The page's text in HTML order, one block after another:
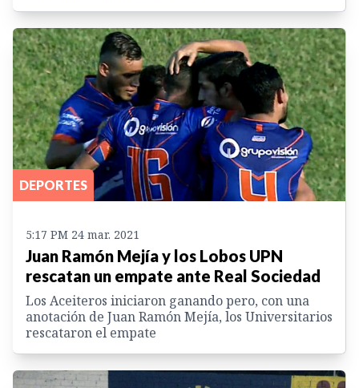
DEPORTES
5:17 PM 24 mar. 2021
Juan Ramón Mejía y los Lobos UPN
rescatan un empate ante Real Sociedad
Los Aceiteros iniciaron ganando pero, con una
anotación de Juan Ramón Mejía, los Universitarios
rescataron el empate